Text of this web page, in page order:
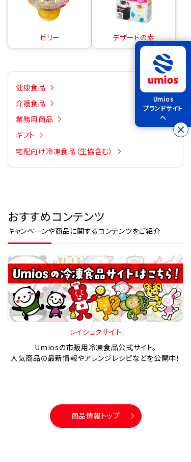
ゼリー デザートの素
健康食品
介護食品
業務用商品
ギフト
宅配向け冷凍食品（生協含む）
おすすめコンテンツ
キャンペーンや商品に関するコンテンツをご紹介
レイショクサイト
Umiosの市販用冷凍食品公式サイト。
人気商品の最新情報やアレンジレシピなどを公開中！
商品情報トップ
Umios
ブランドサイト
へ